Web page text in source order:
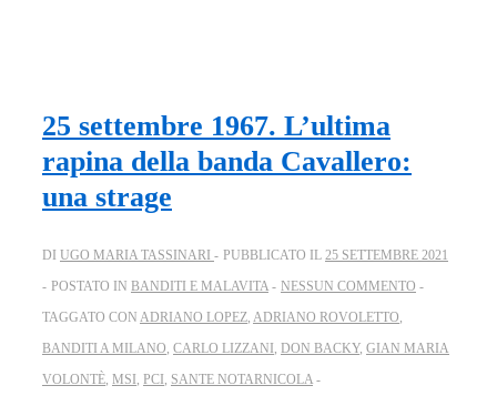
25 settembre 1967. L’ultima
rapina della banda Cavallero:
una strage
DI UGO MARIA TASSINARI PUBBLICATO IL 25 SETTEMBRE 2021
POSTATO IN BANDITI E MALAVITA
NESSUN COMMENTO
TAGGATO CON ADRIANO LOPEZ, ADRIANO ROVOLETTO,
BANDITI A MILANO, CARLO LIZZANI , DON BACKY, GIAN MARIA
VOLONTÈ, MSI , PCI , SANTE NOTARNICOLA